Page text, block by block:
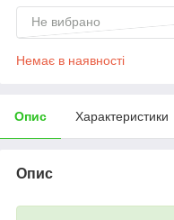
Не вибрано
Немає в наявності
Опис Характеристики
Опис